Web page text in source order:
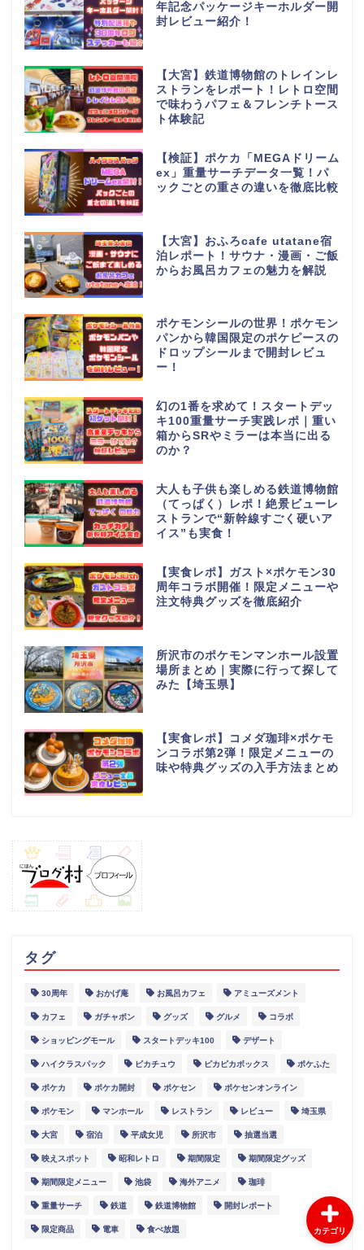
年記念パッケージキーホルダー開
封レビュー紹介！
【大宮】鉄道博物館のトレインレ
ストランをレポート！レトロ空間
で味わうパフェ＆フレンチトース
ト体験記
【検証】ポケカ「MEGAドリーム
ex」重量サーチデータ一覧！パ
ックごとの重さの違いを徹底比較
【大宮】おふろcafe utatane宿
泊レポート！サウナ・漫画・ご飯
からお風呂カフェの魅力を解説
ポケモンシールの世界！ポケモン
パンから韓国限定のポケピースの
ドロップシールまで開封レビュ
ー！
幻の1番を求めて！スタートデッ
キ100重量サーチ実践レポ｜重い
箱からSRやミラーは本当に出る
のか？
大人も子供も楽しめる鉄道博物館
（てっぱく）レポ！絶景ビューレ
ストランで“新幹線すごく硬いア
イス”も実食！
【実食レポ】ガスト×ポケモン30
周年コラボ開催！限定メニューや
注文特典グッズを徹底紹介
所沢市のポケモンマンホール設置
場所まとめ｜実際に行って探して
みた【埼玉県】
【実食レポ】コメダ珈琲×ポケモ
ンコラボ第2弾！限定メニューの
味や特典グッズの入手方法まとめ
タグ
30周年 おかげ庵 お風呂カフェ アミューズメント
カフェ ガチャポン グッズ グルメ コラボ
ショッピングモール スタートデッキ100 デザート
ハイクラスパック ピカチュウ ピカピカボックス ポケふた
ポケカ ポケカ開封 ポケセン ポケセンオンライン
ポケモン マンホール レストラン レビュー 埼玉県
大宮 宿泊 平成女児 所沢市 抽選当選
映えスポット 昭和レトロ 期間限定 期間限定グッズ
期間限定メニュー 池袋 海外アニメ 珈琲
重量サーチ 鉄道 鉄道博物館 開封レポート
限定商品 電車 食べ放題 カテゴリ
グルメ
スポット
イベント
レポート